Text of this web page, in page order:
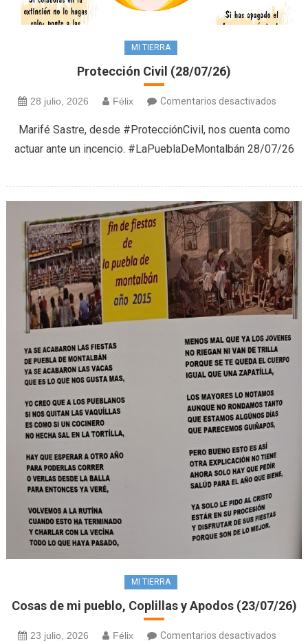
MI TIERRA
Protección Civil (28/07/26)
28 julio, 2026 Félix Comentarios desactivados
Civil
(28/
Marifé Sastre, desde #ProtecciónCivil, nos cuenta como
actuar ante un incencio. #LaPueblaDeMontalbán 28/07/26
MI TIERRA
Cosas de mi pueblo, Coplillas y Apodos (23/07/26)
23 julio, 2026 Félix Comentarios desactivados